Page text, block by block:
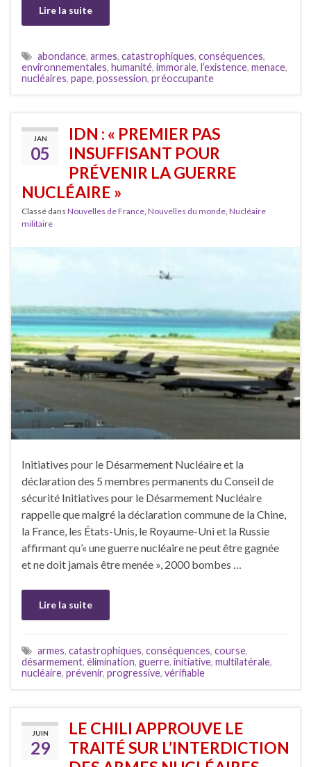
Lire la suite
abondance, armes, catastrophiques, conséquences,
environnementales, humanité, immorale, l’existence, menace,
nucléaires, pape, possession, préoccupante
JAN
05
IDN : « PREMIER PAS
INSUFFISANT POUR
PRÉVENIR LA GUERRE
NUCLÉAIRE »
Classé dans Nouvelles de France Nouvelles du monde Nucléaire
militaire
Initiatives pour le Désarmement Nucléaire et la
déclaration des 5 membres permanents du Conseil de
sécurité Initiatives pour le Désarmement Nucléaire
rappelle que malgré la déclaration commune de la Chine,
la France, les États-Unis, le Royaume-Uni et la Russie
affirmant qu’« une guerre nucléaire ne peut être gagnée
et ne doit jamais être menée », 2000 bombes …
Lire la suite
armes, catastrophiques, conséquences, course,
désarmement, élimination, guerre, initiative, multilatérale,
nucléaire, prévenir, progressive, vérifiable
JUIN
29
LE CHILI APPROUVE LE
TRAITÉ SUR L’INTERDICTION